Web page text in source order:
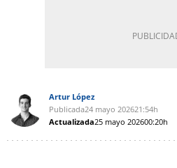
Artur López
Publicada24 mayo 202621:54h
Actualizada25 mayo 202600:20h